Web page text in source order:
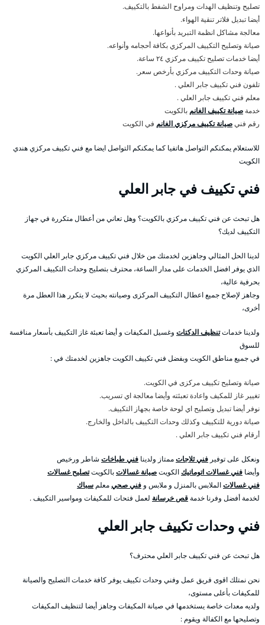
تصليح وتنظيف الهدات ومراوح الشفط بالتكييف.
أيضا تبديل فلاتر تنقية الهواء.
معالجة مشاكل انظمة التبريد بأنواعها.
صيانة وتصليح التكييف المركزي بكافة أحجامه وأنواعه.
أيضا خدمات تصليح تكييف مركزي ٢٤ ساعة.
صيانة وحدات التكييف مركزي بأرخص سعر.
تلفون فني تكييف جابر العلي .
معلم فني تكييف جابر العلي .
خدمة صيانة تكييف الغانم بالكويت
رقم فنيصيانة تكييف مركزي الغانم في الكويت
للاستعلام يمكنكم التواصل هاتفيا كما يمكنكم التواصل ايضا مع فني تكييف مركزي هندي
الكويت
فني تكييف في جابر العلي
هل تبحث عن فني تكييف مركزي بالكويت؟ وهل تعاني من أعطال متكررة في جهاز
التكييف لديك؟
لدينا الحل المثالي وجاهزين لخدمتك من خلال فني تكييف مركزي جابر العلي الكويت
الذي يوفر افضل الخدمات على مدار الساعة، محترف بتصليح وحدات التكييف المركزي
بحرفية عالية،
وجاهز لإصلاح جميع اعطال التكييف المركزى وصيانته بحيث لا يتكرر هذا العطل مرة
أخرى،
ولدينا خدماتتنظيف الدكتات وغسيل المكيفات و أيضا تعبئة غاز التكييف بأسعار منافسة
للسوق
في جميع مناطق الكويت وبفضل فني تكييف الكويت جاهزين لخدمتك في :
صيانة وتصليح تكييف مركزى في الكويت.
تغيير غاز للمكيف واعادة تعبئته وأيضا معالجة اي تسريب.
نوفر أيضا تبديل وتصليح اي لوحة خاصة بجهاز التكييف.
صيانة دورية للتكييف وكذلك وحدات التكييف بالداخل والخارج.
أرقام فني تكييف جابر العلي .
ونعكل على توفير فني ثلاجاتممتاز ولدينا فني طباخات شاطر ورخيص
وأيضا فني غسالات اتوماتيك الكويتصيانة غسالاتبالكويتتصليح غسالات
فني غسالاتالملابس بالمنزل و ملابس و فني صحيمعلم سباك
لخدمة أفضل وفرنا خدمةقص خرسانة لعمل فتحات للمكيفات ومواسير التكييف .
فني وحدات تكييف جابر العلي
هل تبحث عن فني تكييف جابر العلي محترف؟
نحن نمتلك اقوى فريق عمل وفني وحدات تكييف يوفر كافة خدمات التصليح والصيانة
للمكيفات بأعلى مستوى،
ولديه معدات خاصة يستخدمها في صيانة المكيفات وجاهز أيضا لتنظيف المكيفات
وتصليحها مع الكفالة ويقوم :